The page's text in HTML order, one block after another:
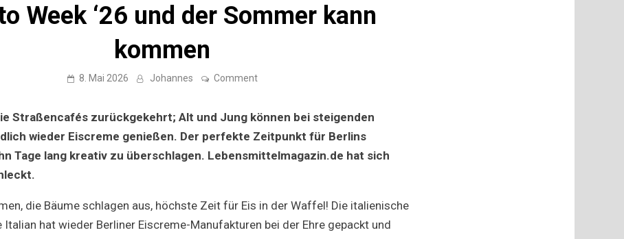
Week ‘26 und der Sommer kann
kommen
8. Mai 2026 Johannes Commenton
und
der
Sommer
kann
Straßencafés zurückgekehrt; Alt und Jung können bei steigenden
wieder Eiscreme genießen. Der perfekte Zeitpunkt für Berlins
Tage lang kreativ zu überschlagen. Lebensmittelmagazin.de hat sich
die Bäume schlagen aus, höchste Zeit für Eis in der Waffel! Die italienische
Italian hat wieder Berliner Eiscreme-Manufakturen bei der Ehre gepackt und